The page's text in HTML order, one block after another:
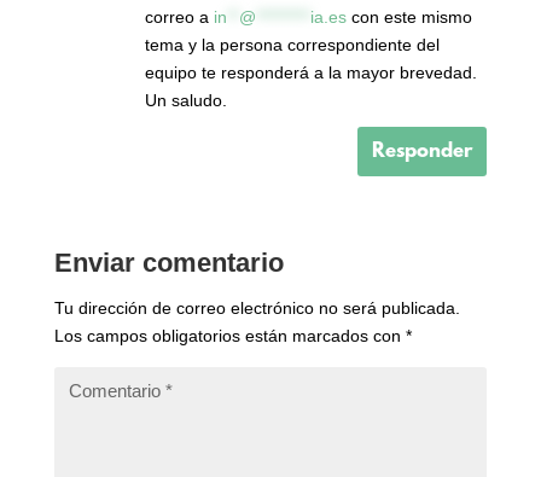
correo a in @ ia.escon este mismo
tema y la persona correspondiente del
equipo te responderá a la mayor brevedad.
Un saludo.
Responder
Enviar comentario
Tu dirección de correo electrónico no será publicada.
Los campos obligatorios están marcados con *